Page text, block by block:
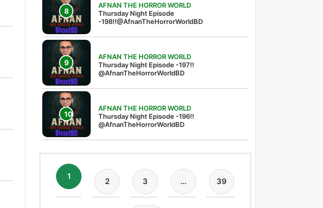
AFNAN THE HORROR WORLD
Thursday Night Episode
-198!!@AfnanTheHorrorWorldBD
AFNAN THE HORROR WORLD
Thursday Night Episode -197!!‪
@AfnanTheHorrorWorldBD‬
AFNAN THE HORROR WORLD
Thursday Night Episode -196!!
@AfnanTheHorrorWorldBD
1
2 3 … 39